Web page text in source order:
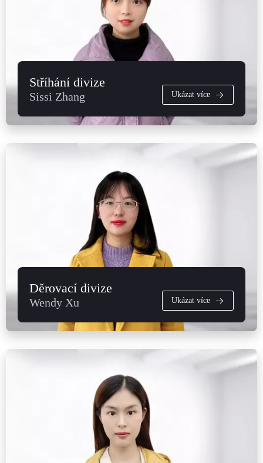
Stříhání divize
Sissi Zhang Ukázat více
Děrovací divize
Wendy Xu Ukázat více